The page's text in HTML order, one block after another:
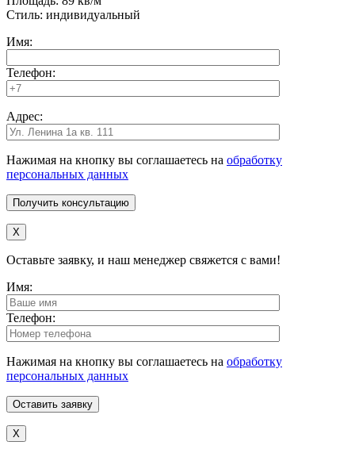
Стиль: индивидуальный
Имя:
Телефон:
Адрес:
Нажимая на кнопку вы соглашаетесь на обработку
персональных данных
X
Оставьте заявку, и наш менеджер свяжется с вами!
Имя:
Телефон:
Нажимая на кнопку вы соглашаетесь на обработку
персональных данных
X